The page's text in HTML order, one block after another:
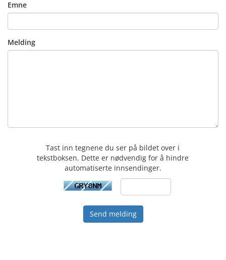
Emne
Melding
Tast inn tegnene du ser på bildet over i
tekstboksen. Dette er nødvendig for å hindre
automatiserte innsendinger.
Send melding